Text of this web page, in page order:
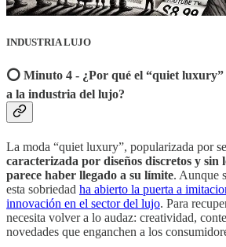
INDUSTRIA LUJO
⭕️ Minuto 4 - ¿Por qué el “quiet
a la industria del lujo?
La moda “quiet luxury”, popularizada por
caracterizada por diseños discretos y sin
parece haber llegado a su límite. Aunque
esta sobriedad ha abierto la puerta a
innovación en el sector del lujo. Para
necesita volver a lo audaz: creatividad,
novedades que enganchen a los